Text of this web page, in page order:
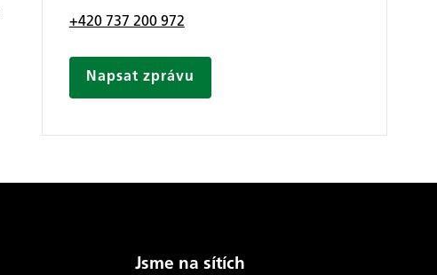
+420 737 200 972
Napsat zprávu
Jsme na sítích